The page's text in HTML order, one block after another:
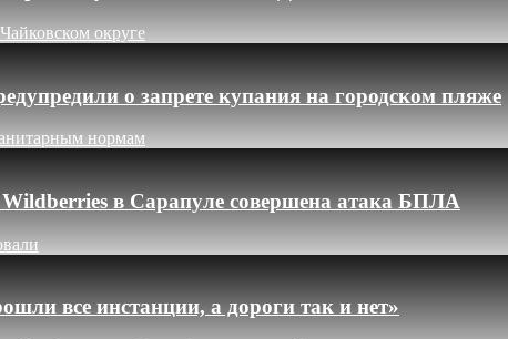
округе
о запрете купания на городском пляже
нормам
Wildberries в Сарапуле совершена атака БПЛА
все инстанции, а дороги так и нет»